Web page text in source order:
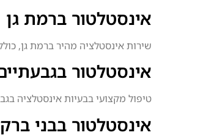
אינסטלטור ברמת גן
שירות אינסטלציה מהיר ברמת גן,
אינסטלטור
טיפול מקצועי בבעיות אינסטלציה
אינסטלטור בבני ברק